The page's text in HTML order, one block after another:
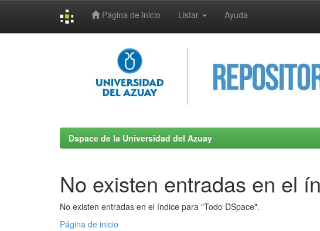
Página de inicio Listar Ayuda
Dspace de la Universidad del Azuay
No existen entradas en el
No existen entradas en el índice para "Todo DSpace".
Página de inicio